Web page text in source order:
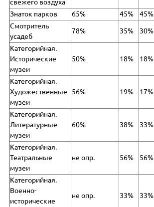
свежего воздуха
Знаток парков 65% 45% 45%
Смотритель
усадеб
78% 35% 30%
Категорийная.
Исторические
музеи
50% 18% 18%
Категорийная.
Художественные
музеи
56% 19% 17%
Категорийная.
Литературные
музеи
60% 38% 33%
Категорийная.
Театральные
музеи
не опр. 56% 56%
Категорийная.
Военно-
исторические
не опр. 33% 33%